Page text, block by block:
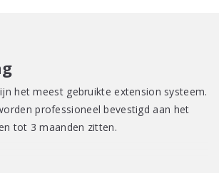
het meest gebruikte extension systeem.
professioneel bevestigd aan het
tot 3 maanden zitten.